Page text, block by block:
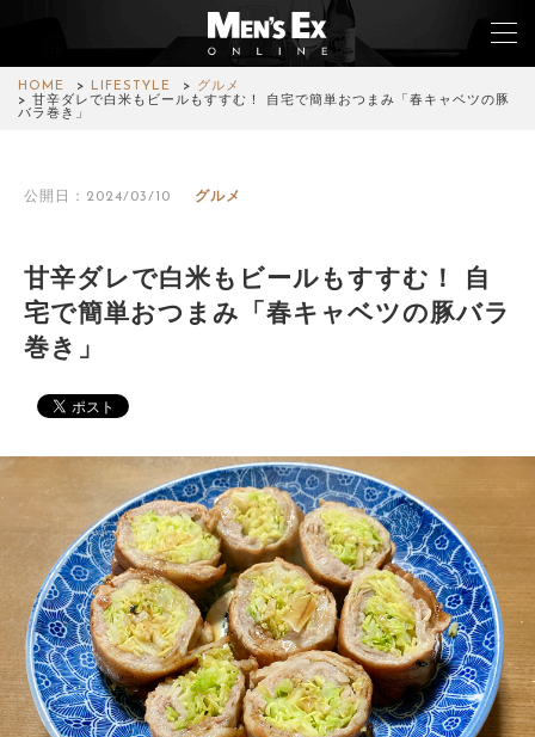
HOME LIFESTYLE
グルメ
甘辛ダレで白米もビールもすすむ！ 自宅で簡単おつまみ「春キャベツの豚
バラ巻き」
公開日：2024/03/10 グルメ
甘辛ダレで白米もビールもすすむ！ 自
宅で簡単おつまみ「春キャベツの豚バラ
巻き」
FASHION
WATCH
CAR&BIKE
COLUMN
ABOUT SITE
サイトマップ